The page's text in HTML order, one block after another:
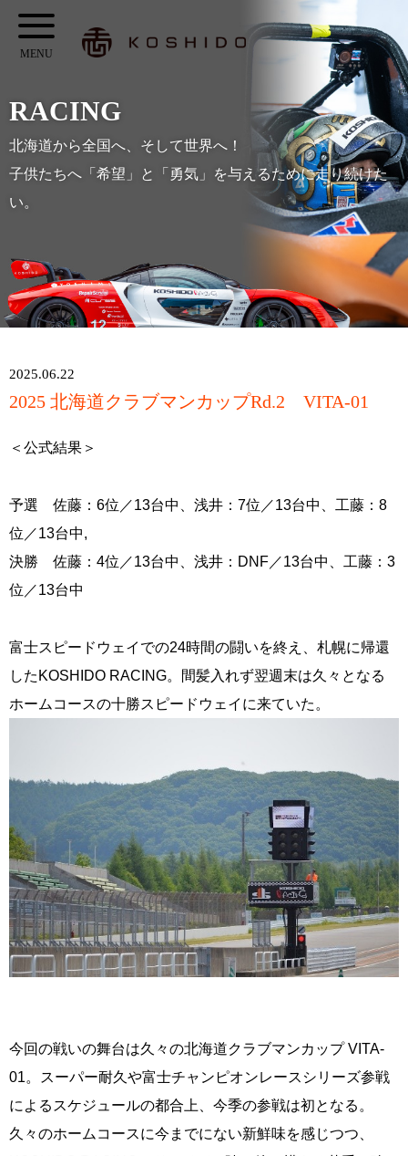
テ
ツ
ス
キ
ッ
KOSHIDO
メ
ュ
ー
RACING
北海道から全国へ、そして世界へ！
子供たちへ「希望」と「勇気」を与えるために走り続けた
い。
2025.06.22
2025 北海道クラブマンカップRd.2 VITA-01
＜公式結果＞
予選 佐藤：6位／13台中、浅井：7位／13台中、工藤：8
位／13台中,
決勝 佐藤：4位／13台中、浅井：DNF／13台中、工藤：3
位／13台中
富士スピードウェイでの24時間の闘いを終え、札幌に帰還
したKOSHIDO RACING。間髪入れず翌週末は久々となる
ホームコースの十勝スピードウェイに来ていた。
今回の戦いの舞台は久々の北海道クラブマンカップ VITA-
01。スーパー耐久や富士チャンピオンレースシリーズ参戦
によるスケジュールの都合上、今季の参戦は初となる。
久々のホームコースに今までにない新鮮味を感じつつ、